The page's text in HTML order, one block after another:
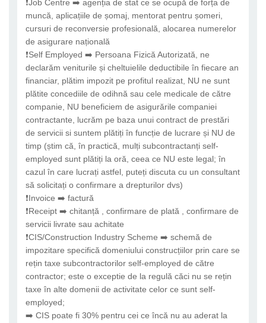
❗Job Centre ➡️ agenția de stat ce se ocupă de forța de
muncă, aplicațiile de șomaj, mentorat pentru șomeri,
cursuri de reconversie profesională, alocarea numerelor
de asigurare națională
❗Self Employed ➡️ Persoana Fizică Autorizată, ne
declarăm veniturile și cheltuielile deductibile în fiecare an
financiar, plătim impozit pe profitul realizat, NU ne sunt
plătite concediile de odihnă sau cele medicale de către
companie, NU beneficiem de asigurările companiei
contractante, lucrăm pe baza unui contract de prestări
de servicii si suntem plătiți în funcție de lucrare și NU de
timp (știm că, în practică, mulți subcontractanți self-
employed sunt plătiți la oră, ceea ce NU este legal; în
cazul în care lucrați astfel, puteți discuta cu un consultant
să solicitați o confirmare a drepturilor dvs)
❗Invoice ➡️ factură
❗Receipt ➡️ chitanță , confirmare de plată , confirmare de
servicii livrate sau achitate
❗CIS/Construction Industry Scheme ➡️ schemă de
impozitare specifică domeniului construcțiilor prin care se
rețin taxe subcontractorilor self-employed de către
contractor; este o exceptie de la regulă căci nu se rețin
taxe în alte domenii de activitate celor ce sunt self-
employed;
➡️ CIS poate fi 30% pentru cei ce încă nu au aderat la